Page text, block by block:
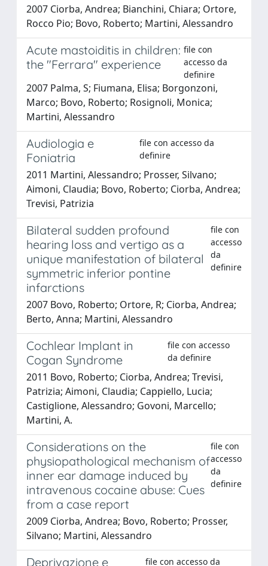
2007 Ciorba, Andrea; Bianchini, Chiara; Ortore,
Rocco Pio; Bovo, Roberto; Martini, Alessandro
Acute mastoiditis in children:
the "Ferrara" experience
file con
accesso da
definire
2007 Palma, S; Fiumana, Elisa; Borgonzoni,
Marco; Bovo, Roberto; Rosignoli, Monica;
Martini, Alessandro
Audiologia e
Foniatria
file con accesso da
definire
2011 Martini, Alessandro; Prosser, Silvano;
Aimoni, Claudia; Bovo, Roberto; Ciorba, Andrea;
Trevisi, Patrizia
Bilateral sudden profound
hearing loss and vertigo as a
unique manifestation of bilateral
symmetric inferior pontine
infarctions
file con
accesso
da
definire
2007 Bovo, Roberto; Ortore, R; Ciorba, Andrea;
Berto, Anna; Martini, Alessandro
Cochlear Implant in
Cogan Syndrome
file con accesso
da definire
2011 Bovo, Roberto; Ciorba, Andrea; Trevisi,
Patrizia; Aimoni, Claudia; Cappiello, Lucia;
Castiglione, Alessandro; Govoni, Marcello;
Martini, A.
Considerations on the
physiopathological mechanism of
inner ear damage induced by
intravenous cocaine abuse: Cues
from a case report
file con
accesso
da
definire
2009 Ciorba, Andrea; Bovo, Roberto; Prosser,
Silvano; Martini, Alessandro
Deprivazione e file con accesso da